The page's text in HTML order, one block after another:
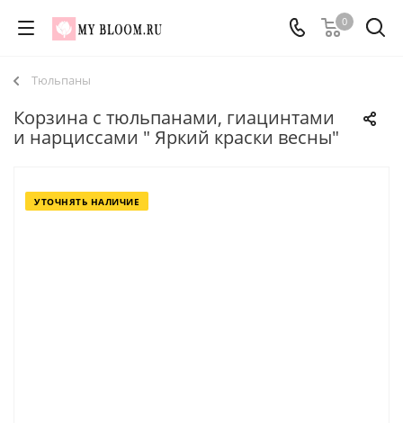
0
Тюльпаны
Корзина с тюльпанами, гиацинтами
и нарциссами " Яркий краски весны"
УТОЧНЯТЬ НАЛИЧИЕ